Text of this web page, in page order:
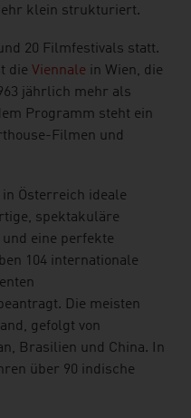
klein strukturiert.
20 Filmfestivals statt.
die Viennale in Wien, die
jährlich mehr als
Programm steht ein
Filmen und
Österreich ideale
spektakuläre
eine perfekte
104 internationale
Die meisten
gefolgt von
Brasilien und China. In
über 90 indische